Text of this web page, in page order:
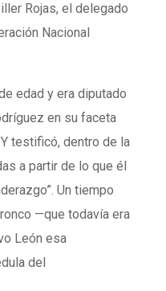
Rojas, el delegado
Nacional
edad y era diputado
en su faceta
testificó, dentro de la
a partir de lo que él
Un tiempo
—que todavía era
León esa
del